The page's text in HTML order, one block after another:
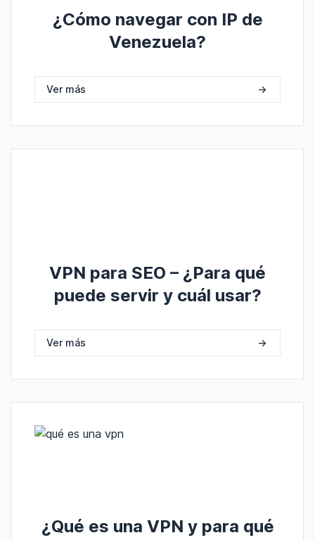
¿Cómo navegar con IP de
Venezuela?
Ver más ->
VPN para SEO – ¿Para qué
puede servir y cuál usar?
Ver más ->
¿Qué es una VPN y para qué